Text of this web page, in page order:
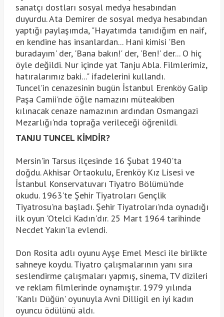
sanatçı dostları sosyal medya hesabından
duyurdu. Ata Demirer de sosyal medya hesabından
yaptığı paylaşımda, "Hayatımda tanıdığım en naif,
en kendine has insanlardan... Hani kimisi 'Ben
buradayım' der, 'Bana bakın!' der, 'Ben!' der... O hiç
öyle değildi. Nur içinde yat Tanju Abla. Filmlerimiz,
hatıralarımız baki..." ifadelerini kullandı.
Tuncel'in cenazesinin bugün İstanbul Erenköy Galip
Paşa Camii'nde öğle namazını müteakiben
kılınacak cenaze namazının ardından Osmangazi
Mezarlığı'nda toprağa verileceği öğrenildi.
TANJU TUNCEL KİMDİR?
Mersin'in Tarsus ilçesinde 16 Şubat 1940'ta
doğdu. Akhisar Ortaokulu, Erenköy Kız Lisesi ve
İstanbul Konservatuvarı Tiyatro Bölümü'nde
okudu. 1963'te Şehir Tiyatroları Gençlik
Tiyatrosu'na başladı. Şehir Tiyatroları'nda oynadığı
ilk oyun 'Otelci Kadın'dır. 25 Mart 1964 tarihinde
Necdet Yakın'la evlendi.
Don Rosita adlı oyunu Ayşe Emel Mesci ile birlikte
sahneye koydu. Tiyatro çalışmalarının yanı sıra
seslendirme çalışmaları yapmış, sinema, TV dizileri
ve reklam filmlerinde oynamıştır. 1979 yılında
'Kanlı Düğün' oyunuyla Avni Dilligil en iyi kadın
oyuncu ödülünü aldı.